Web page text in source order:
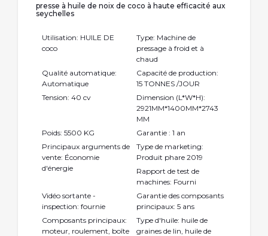
presse à huile de noix de coco à haute efficacité aux
seychelles
Utilisation: HUILE DE
coco
Type: Machine de
pressage à froid et à
chaud
Qualité automatique:
Automatique
Capacité de production:
15 TONNES /JOUR
Tension: 40 cv
Dimension (L*W*H):
2921MM*1400MM*2743
MM
Poids: 5500 KG
Garantie : 1 an
Principaux arguments de
vente: Économie
d'énergie
Type de marketing:
Produit phare 2019
Rapport de test de
machines: Fourni
Vidéo sortante -
inspection: fournie
Garantie des composants
principaux: 5 ans
Composants principaux:
moteur, roulement, boîte
Type d'huile: huile de
graines de lin, huile de